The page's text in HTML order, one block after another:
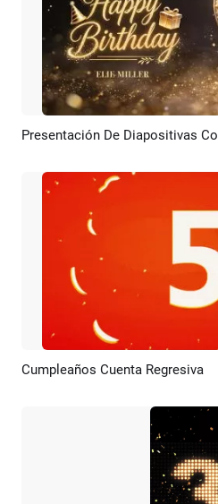
Previsualizar
Previsualizar
Cumpleaños Cuenta Regresiva